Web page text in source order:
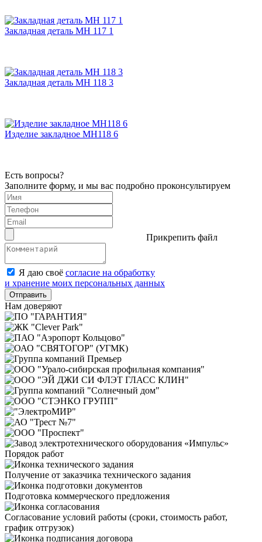
Закладная деталь МН 117 1
Закладная деталь МН 118 3
Изделие закладное МН118 6
Есть вопросы?
Заполните форму, и мы вас подробно проконсультируем
Прикрепить файл
Я даю своё согласие на обработку
и хранение моих персональных данных
Отправить
Нам доверяют
Порядок работ
Получение от заказчика технического задания
Подготовка коммерческого предложения
Согласование условий работы (сроки, стоимость работ,
график отгрузок)